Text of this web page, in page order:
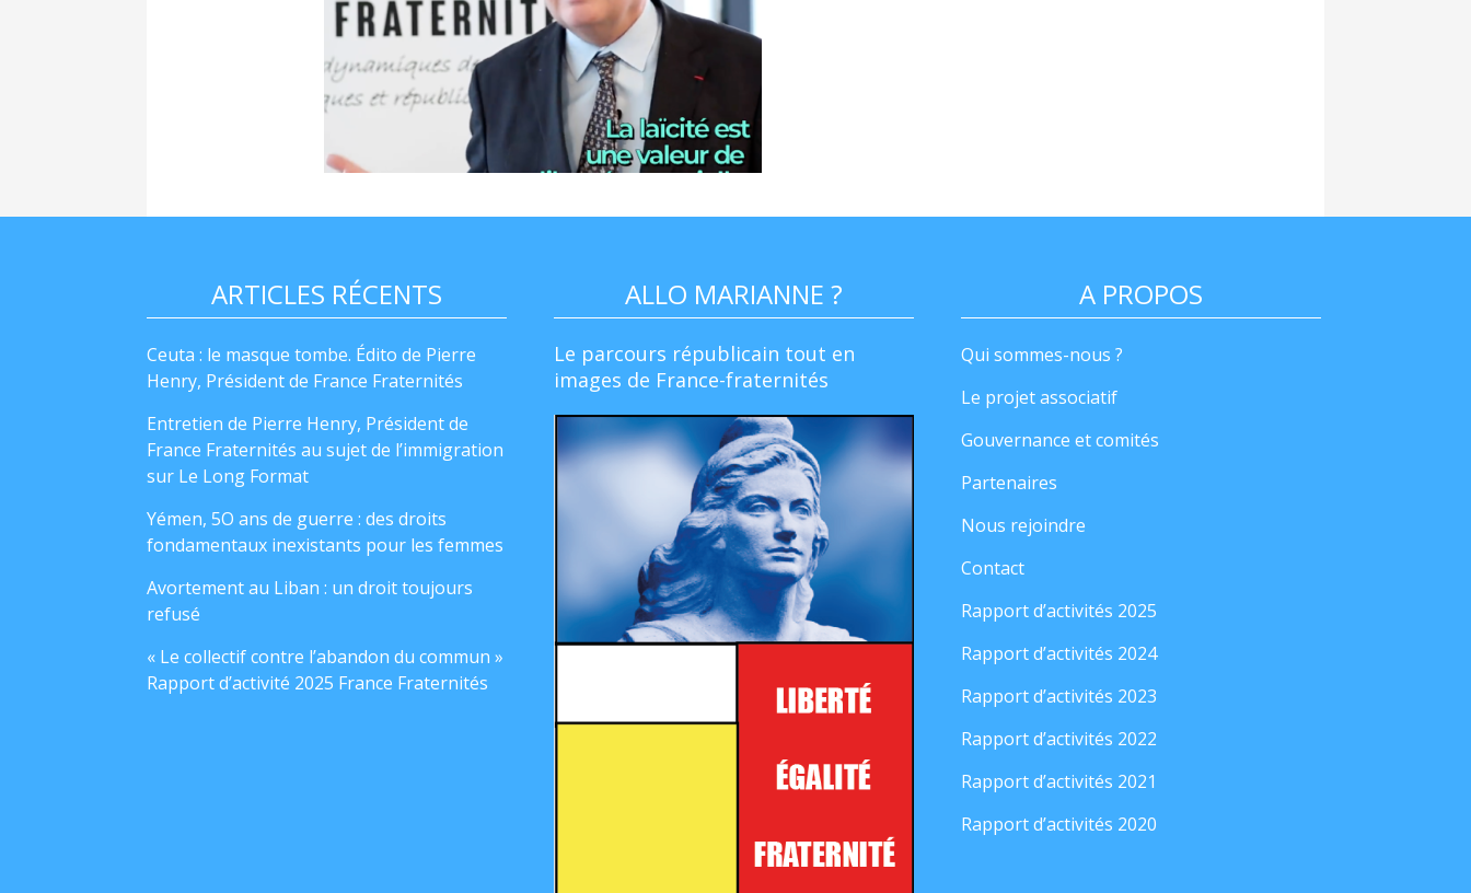
ARTICLES RÉCENTS
Ceuta : le masque tombe. Édito de Pierre
Henry, Président de France Fraternités
Entretien de Pierre Henry, Président de
France Fraternités au sujet de l’immigration
sur Le Long Format
Yémen, 5O ans de guerre : des droits
fondamentaux inexistants pour les femmes
Avortement au Liban : un droit toujours
refusé
« Le collectif contre l’abandon du commun »
Rapport d’activité 2025 France Fraternités
ALLO MARIANNE ?
Le parcours républicain tout en
images de France-fraternités
A PROPOS
Qui sommes-nous ?
Le projet associatif
Gouvernance et comités
Partenaires
Nous rejoindre
Contact
Rapport d’activités 2025
Rapport d’activités 2024
Rapport d’activités 2023
Rapport d’activités 2022
Rapport d’activités 2021
Rapport d’activités 2020